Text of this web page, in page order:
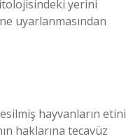
yerini
uyarlanmasından
hayvanların etini
haklarına tecavüz